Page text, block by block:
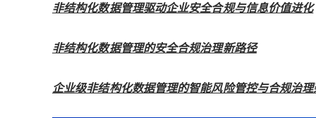
非结构化数据管理驱动企业安全合规与信息价值进化
非结构化数据管理的安全合规治理新路径
企业级非结构化数据管理的智能风险管控与合规治理